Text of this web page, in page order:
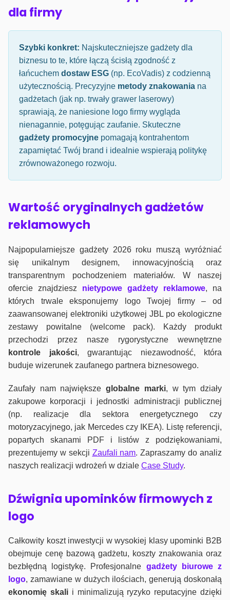
dla firmy
Szybki konkret: Najskuteczniejsze gadżety dla
biznesu to te, które łączą ścisłą zgodność z
łańcuchem dostaw ESG (np. EcoVadis) z codzienną
użytecznością. Precyzyjne metody znakowania na
gadżetach (jak np. trwały grawer laserowy)
sprawiają, że naniesione logo firmy wygląda
nienagannie, potęgując zaufanie. Skuteczne
gadżety promocyjne pomagają kontrahentom
zapamiętać Twój brand i idealnie wspierają politykę
zrównoważonego rozwoju.
Wartość oryginalnych gadżetów
reklamowych
Najpopularniejsze gadżety 2026 roku muszą wyróżniać
się unikalnym designem, innowacyjnością oraz
transparentnym pochodzeniem materiałów. W naszej
ofercie znajdziesz nietypowe gadżety reklamowe, na
których trwale eksponujemy logo Twojej firmy – od
zaawansowanej elektroniki użytkowej JBL po ekologiczne
zestawy powitalne (welcome pack). Każdy produkt
przechodzi przez nasze rygorystyczne wewnętrzne
kontrole jakości, gwarantując niezawodność, która
buduje wizerunek zaufanego partnera biznesowego.
Zaufały nam największeglobalne marki, w tym działy
zakupowe korporacji i jednostki administracji publicznej
(np. realizacje dla sektora energetycznego czy
motoryzacyjnego, jak Mercedes czy IKEA). Listę referencji,
popartych skanami PDF i listów z podziękowaniami,
prezentujemy w sekcji Zaufali nam. Zapraszamy do analiz
naszych realizacji wdrożeń w dziale Case Study.
Dźwignia upominków firmowych z
logo
Całkowity koszt inwestycji w wysokiej klasy upominki B2B
obejmuje cenę bazową gadżetu, koszty znakowania oraz
bezbłędną logistykę. Profesjonalne gadżety biurowe z
logo, zamawiane w dużych ilościach, generują doskonałą
ekonomię skalii minimalizują ryzyko reputacyjne dzięki